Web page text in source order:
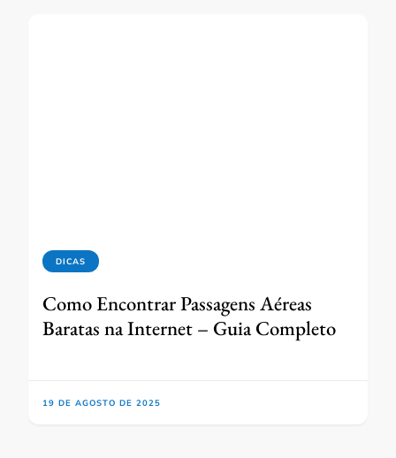
DICAS
Como Encontrar Passagens Aéreas
Baratas na Internet – Guia Completo
19 DE AGOSTO DE 2025